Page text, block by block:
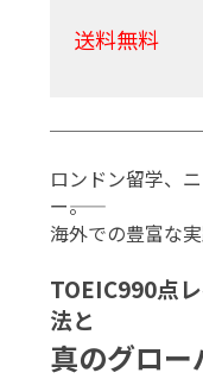
送料無料
ロンドン留学、
ー――。
海外での豊富な
TOEIC990点
法と
真のグロー